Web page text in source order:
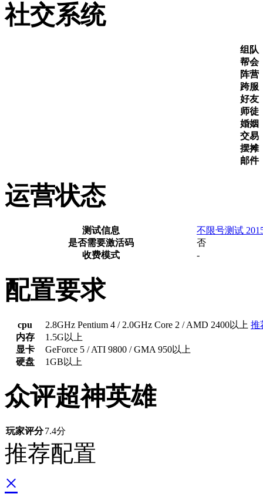
社交系统
组队
帮会
阵营
跨服
好友
师徒
婚姻
交易
摆摊
邮件
运营状态
测试信息
不限号测试
是否需要激活码
否
收费模式
-
配置要求
cpu 2.8GHz Pentium 4 / 2.0GHz Core 2 / AMD 2400以上 推
内存
1.5G以上
显卡
GeForce 5 / ATI 9800 / GMA 950以上
硬盘
1GB以上
众评超神英雄
玩家评分7.4分
推荐配置
×